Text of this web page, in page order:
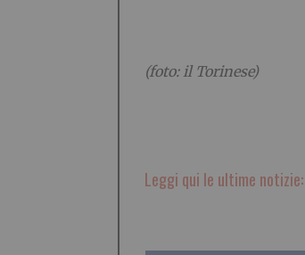
(foto: il Torinese)
Leggi qui le ultime notizie: